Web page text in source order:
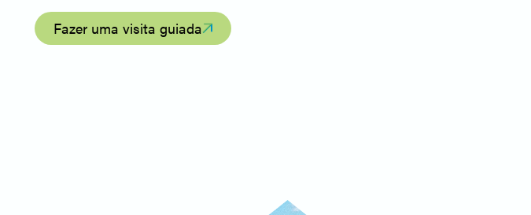
Fazer uma visita guiada